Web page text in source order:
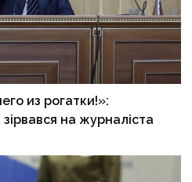
из рогатки!»:
на журналіста